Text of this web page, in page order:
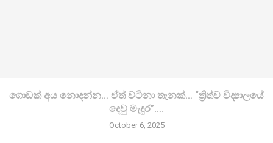
ගොඩක් අය නොදන්න… ඒත් වටිනා තැනක්… “ත්‍රිත්ව විද්‍යාලයේ
දෙවු මැදුර”….
October 6, 2025